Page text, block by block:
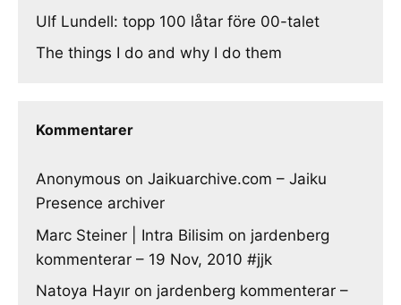
Ulf Lundell: topp 100 låtar före 00-talet
The things I do and why I do them
Kommentarer
Anonymous on Jaikuarchive.com – Jaiku
Presence archiver
Marc Steiner | Intra Bilisim on jardenberg
kommenterar – 19 Nov, 2010 #jjk
Natoya Hayır on jardenberg kommenterar –